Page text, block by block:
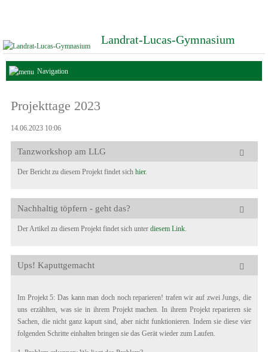
Landrat-Lucas-Gymnasium
Navigation
Projekttage 2023
14.06.2023 10:06
Tanzworkshop am LLG
Der Bericht zu diesem Projekt findet sich hier.
Nachhaltig töpfern - geht das?
Der Artikel zu diesem Projekt findet sich unter diesem Link.
Ups! Kaputtgemacht
Im Projekt 5: Das kann man doch noch reparieren! trafen wir auf zwei Jungs, die
uns erzählten, was sie in ihrem Projekt machen. In ihrem Projekt reparieren sie
Sachen, die nicht ganz kaputt sind, aber nicht funktionieren. Indem sie diese vier
folgenden Schritte einhalten bringen sie das Gerät wieder zum Laufen.